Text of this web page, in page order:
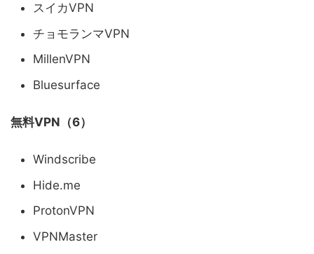
スイカVPN
チョモランマVPN
MillenVPN
Bluesurface
無料VPN（6）
Windscribe
Hide.me
ProtonVPN
VPNMaster